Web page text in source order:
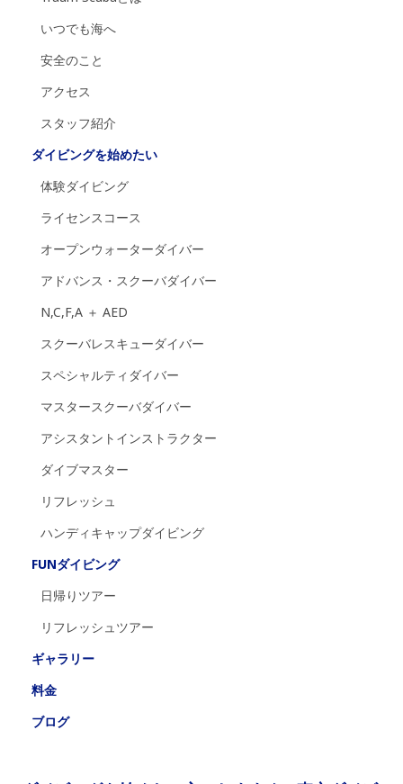
いつでも海へ
安全のこと
アクセス
スタッフ紹介
ダイビングを始めたい
体験ダイビング
ライセンスコース
オープンウォーターダイバー
アドバンス・スクーバダイバー
N,C,F,A ＋ AED
スクーバレスキューダイバー
スペシャルティダイバー
マスタースクーバダイバー
アシスタントインストラクター
ダイブマスター
リフレッシュ
ハンディキャップダイビング
FUNダイビング
日帰りツアー
リフレッシュツアー
ギャラリー
料金
ブログ